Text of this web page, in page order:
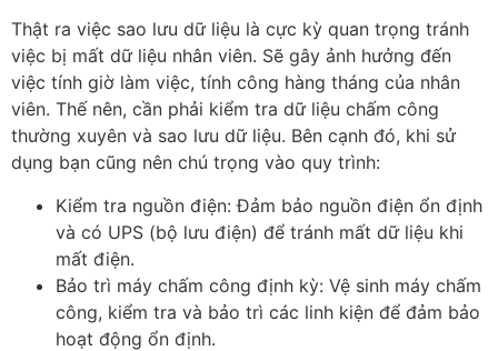
Thật ra việc sao lưu dữ liệu là cực kỳ quan trọng tránh
việc bị mất dữ liệu nhân viên. Sẽ gây ảnh hưởng đến
việc tính giờ làm việc, tính công hàng tháng của nhân
viên. Thế nên, cần phải kiểm tra dữ liệu chấm công
thường xuyên và sao lưu dữ liệu. Bên cạnh đó, khi sử
dụng bạn cũng nên chú trọng vào quy trình:
Kiểm tra nguồn điện: Đảm bảo nguồn điện ổn định
và có UPS (bộ lưu điện) để tránh mất dữ liệu khi
mất điện.
Bảo trì máy chấm công định kỳ: Vệ sinh máy chấm
công, kiểm tra và bảo trì các linh kiện để đảm bảo
hoạt động ổn định.